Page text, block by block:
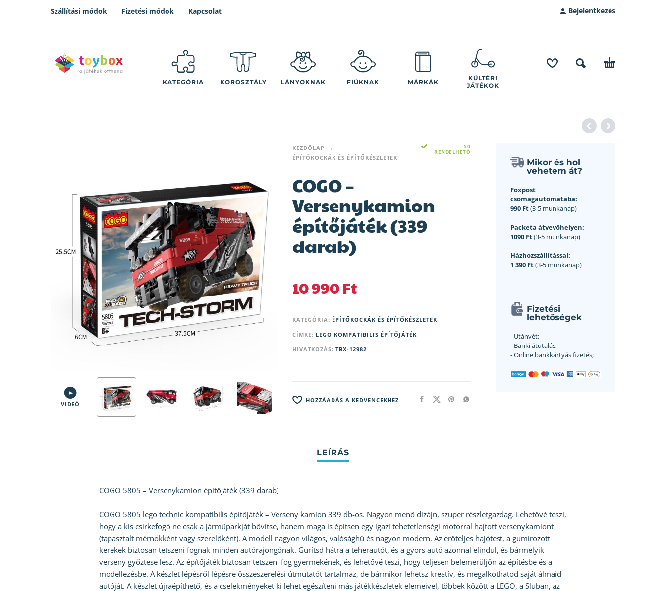
Szállítási módok Fizetési módok Kapcsolat Bejelentkezés
KATEGÓRIA KOROSZTÁLY LÁNYOKNAK FIÚKNAK MÁRKÁK
KÜLTÉRI
JÁTÉKOK
VIDEÓ
KEZDŐLAP
ÉPÍTŐKOCKÁK ÉS ÉPÍTŐKÉSZLETEK
50
RENDELHETŐ
COGO –
Versenykamion
építőjáték (339
darab)
10 990Ft
KATEGÓRIA: ÉPÍTŐKOCKÁK ÉS ÉPÍTŐKÉSZLETEK
CÍMKE: LEGO KOMPATIBILIS ÉPÍTŐJÁTÉK
HIVATKOZÁS: TBX-12982
HOZZÁADÁS A KEDVENCEKHEZ
Mikor és hol
vehetem át?
Foxpost
csomagautomatába:
990 Ft(3-5 munkanap)
Packeta átvevőhelyen:
1090 Ft(3-5 munkanap)
Házhozszállítással:
1 390 Ft(3-5 munkanap)
Fizetési
lehetőségek
- Utánvét;
- Banki átutalás;
- Online bankkártyás fizetés;
COGO 5805 – Versenykamion építőjáték (339 darab)
COGO 5805 lego technic kompatibilis építőjáték – Verseny kamion 339 db-os. Nagyon menő dizájn, szuper részletgazdag. Lehetővé teszi,
hogy a kis csirkefogó ne csak a járműparkját bővítse, hanem maga is építsen egy igazi tehetetlenségi motorral hajtott versenykamiont
(tapasztalt mérnökként vagy szerelőként). A modell nagyon világos, valósághű és nagyon modern. Az erőteljes hajótest, a gumírozott
kerekek biztosan tetszeni fognak minden autórajongónak. Gurítsd hátra a teherautót, és a gyors autó azonnal elindul, és bármelyik
verseny győztese lesz. Az építőjáték biztosan tetszeni fog gyermekének, és lehetővé teszi, hogy teljesen belemerüljön az építésbe és a
modellezésbe. A készlet lépésről lépésre összeszerelési útmutatót tartalmaz, de bármikor lehetsz kreatív, és megalkothatod saját álmaid
autóját. A készlet újraépíthető, és a cselekményeket ki lehet egészíteni más játékkészletek elemeivel, többek között a LEGO, a Sluban, az